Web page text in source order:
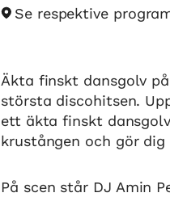
Se respektive
Äkta finskt dansgolv
största discohitsen.
ett äkta finskt
krustången och gör dig
På scen står DJ Amin